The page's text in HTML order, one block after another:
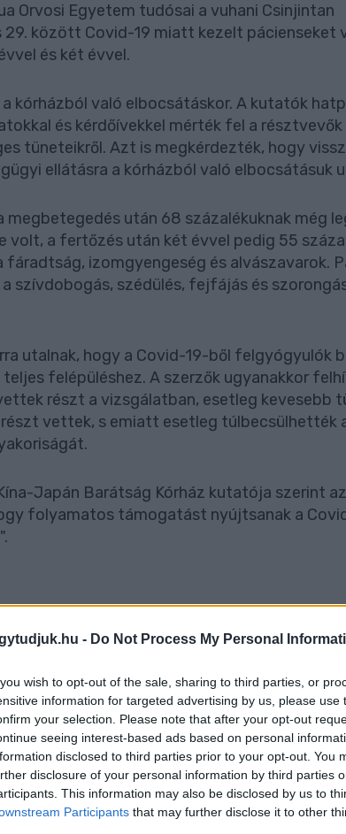
- Do Not Process My Personal
wish to opt-out of the sale, sharing to third parties, or
information for targeted advertising by us, please use
your selection. Please note that after your opt-out
seeing interest-based ads based on personal
disclosed to third parties prior to your opt-out. You
disclosure of your personal information by third parties
This information may also be disclosed by us to
Participants that may further disclose it to other
Orvosi Egyetem tudósai a vuhani Csinjintan
29. között Covid-19 miatt kezelt pácienseket
és két évvel.
kórházból való elbocsátáskor. A kutatók
és kérdőívekkel mérték fel a résztvevők
tüneteikről. Azt is megkérdezték, hogy
ellátásra a kórházból való elbocsátásuk
után 68 százalékuknak még
volt, a fertőzés után két évvel pedig 55
izomgyengeség és alvászavarok.
szívdobogás, szédülés, fejfájás és
utalnak, hogy a Covid-19-ből felgyógyulók
felépüléshez. A szerzők ugyanakkor
részt a vizsgálatban, esetleg kevesebb
vettek, s emiatt esetleg túlbecsülhették
Japán Barátság Kórház kutatója szerint
folyamatos támogatást nyújtsanak a